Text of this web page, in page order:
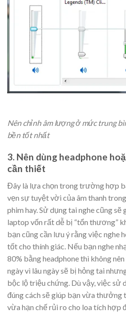
Nên chỉnh âm lượng ở mức trung
bền tốt nhất
3. Nên dùng headphone
cần thiết
Đây là lựa chọn trong trường hợp
vẹn sự tuyệt vời của âm thanh
phim hay. Sử dụng tai nghe cũng
laptop vốn rất dễ bị “tổn thương”
bạn cũng cần lưu ý rằng việc nghe
tốt cho thính giác. Nếu bạn nghe
80% bằng headphone thì không
ngày vì lâu ngày sẽ bị hỏng tai
bộc lộ triệu chứng. Dù vậy, việc sử
đúng cách sẽ giúp bạn vừa thưởng
vừa hạn chế rủi ro cho loa tích hợp